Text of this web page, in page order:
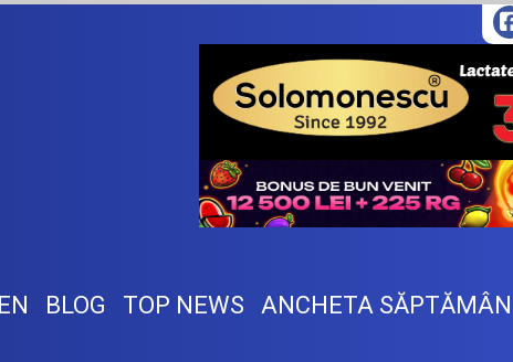
BLOG TOP NEWS ANCHETA SĂPTĂMÂNII